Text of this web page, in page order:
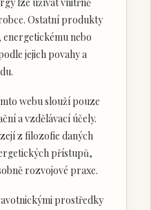
Ostatní produkty
nebo
jejich povahy a
webu slouží pouze
a vzdělávací účely.
z filozofie daných
přístupů,
rozvojové praxe.
prostředky